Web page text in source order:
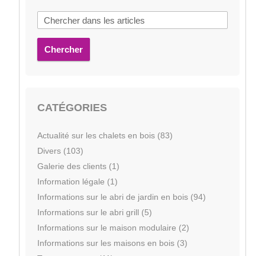
Chercher
CATÉGORIES
Actualité sur les chalets en bois (83)
Divers (103)
Galerie des clients (1)
Information légale (1)
Informations sur le abri de jardin en bois (94)
Informations sur le abri grill (5)
Informations sur le maison modulaire (2)
Informations sur les maisons en bois (3)